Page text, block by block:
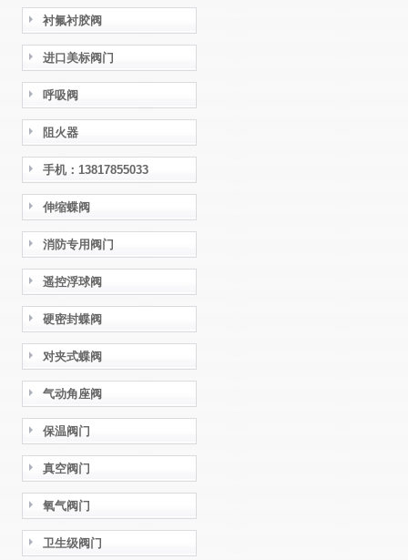
衬氟衬胶阀
进口美标阀门
呼吸阀
阻火器
手机：13817855033
伸缩蝶阀
消防专用阀门
遥控浮球阀
硬密封蝶阀
对夹式蝶阀
气动角座阀
保温阀门
真空阀门
氧气阀门
卫生级阀门